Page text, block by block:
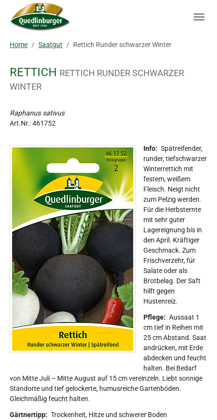
Skip to main navigation
Zum Hauptinhalt springen
Skip to page footer
Home Saatgut Rettich Runder schwarzer Winter
RETTICH RETTICH RUNDER SCHWARZER
WINTER
Raphanus sativus
Art.Nr.:461752
Info: Spätreifender,
runder, tiefschwarzer
Winterrettich mit
festem, weißem
Fleisch. Neigt nicht
zum Pelzig werden.
Für die Herbsternte
mit sehr guter
Lagereignung bis in
den April. Kräftiger
Geschmack. Zum
Frischverzehr, für
Salate oder als
Brotbelag. Der Saft
hilft gegen
Hustenreiz.
Pflege: Aussaat 1
cm tief in Reihen mit
25 cm Abstand. Saat
andrücken, mit Erde
abdecken und feucht
halten. Bei Bedarf
von Mitte Juli – Mitte August auf 15 cm vereinzeln. Liebt sonnige
Standorte und tief gelockerte, humusreiche Gartenböden.
Gleichmäßig feucht halten.
Gärtnertipp: Trockenheit, Hitze und schwerer Boden